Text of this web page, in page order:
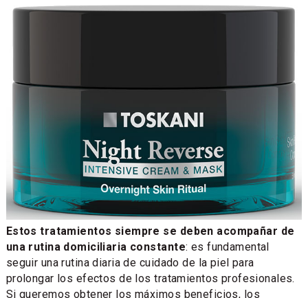
Estos tratamientos siempre se deben acompañar de
una rutina domiciliaria constante: es fundamental
seguir una rutina diaria de cuidado de la piel para
prolongar los efectos de los tratamientos profesionales.
Si queremos obtener los máximos beneficios, los